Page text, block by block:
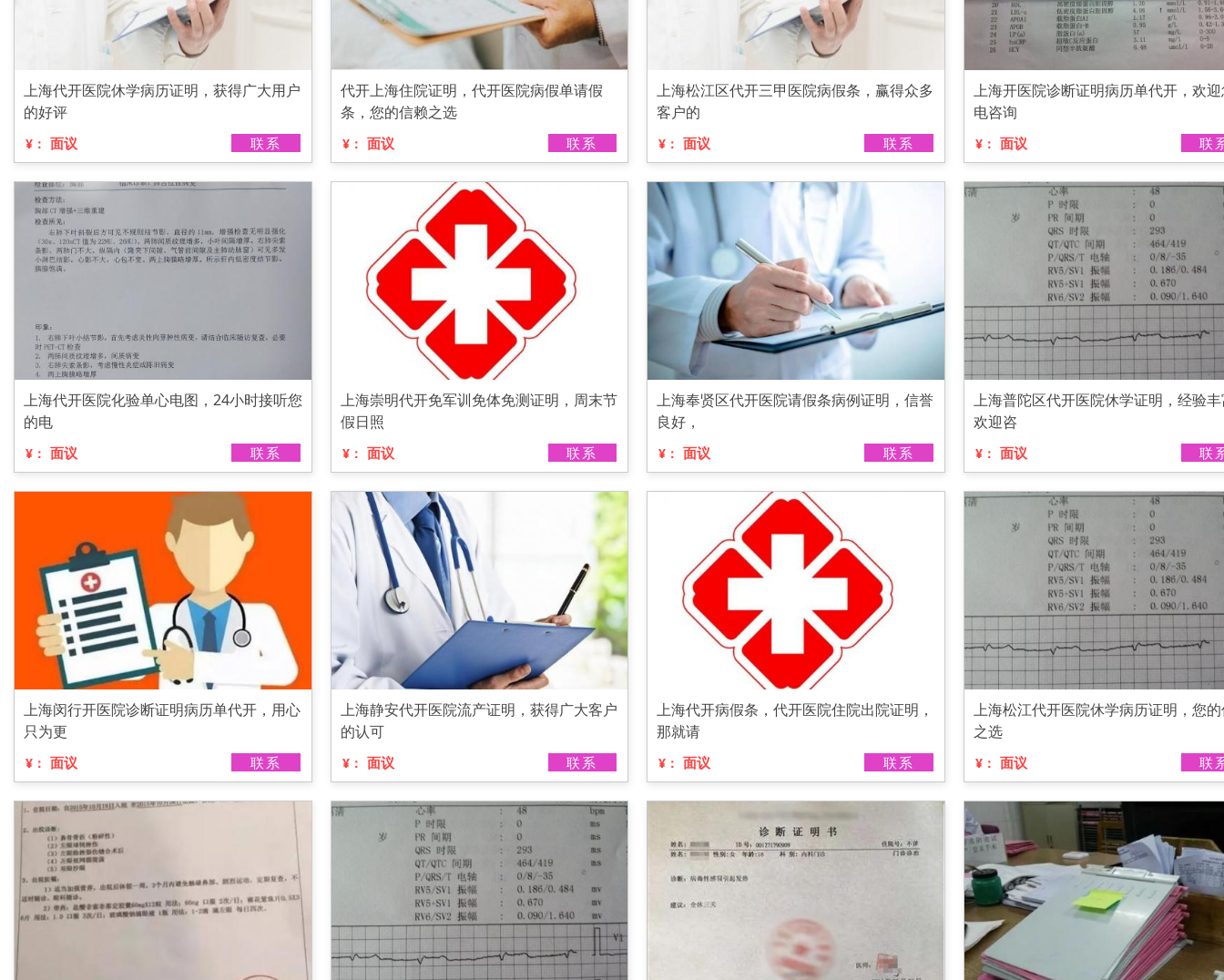
上海代开医院休学病历证明，获得广大用户
的好评
¥： 面议 联系
代开上海住院证明，代开医院病假单请假
条，您的信赖之选
¥： 面议 联系
上海松江区代开三甲医院病假条，赢得众多
客户的
¥： 面议 联系
上海开医院诊断证明病历单代开，欢
电咨询
¥： 面议 联
上海代开医院化验单心电图，24小时接听您
的电
¥： 面议 联系
上海崇明代开免军训免体免测证明，周末节
假日照
¥： 面议 联系
上海奉贤区代开医院请假条病例证明，信誉
良好，
¥： 面议 联系
上海普陀区代开医院休学证明，经验
欢迎咨
¥： 面议 联
上海闵行开医院诊断证明病历单代开，用心
只为更
¥： 面议 联系
上海静安代开医院流产证明，获得广大客户
的认可
¥： 面议 联系
上海代开病假条，代开医院住院出院证明，
那就请
¥： 面议 联系
上海松江代开医院休学病历证明，您
之选
¥： 面议 联